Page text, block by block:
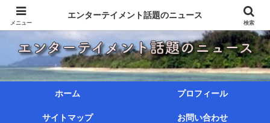
ホーム プロフィール
サイトマップ お問い合わせ
メニュー
エンターテイメント話題のニュース
検索